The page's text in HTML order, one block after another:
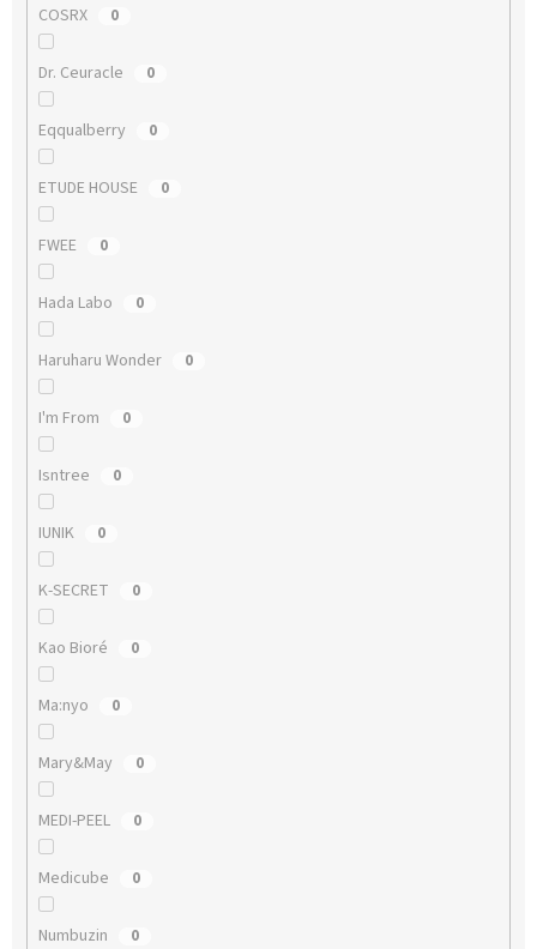
COSRX 0
Dr. Ceuracle 0
Eqqualberry 0
ETUDE HOUSE 0
FWEE 0
Hada Labo 0
Haruharu Wonder 0
I'm From 0
Isntree 0
IUNIK 0
K-SECRET 0
Kao Bioré 0
Ma:nyo 0
Mary&May 0
MEDI-PEEL 0
Medicube 0
Numbuzin 0